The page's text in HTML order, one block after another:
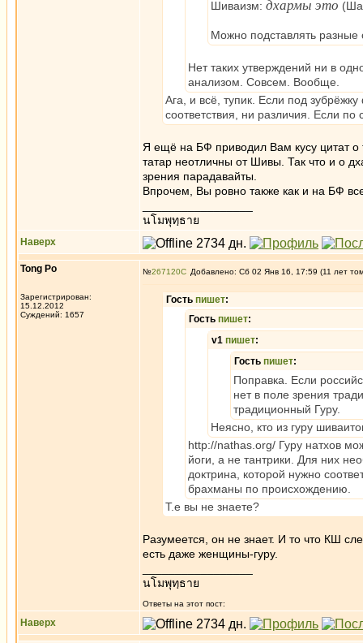
Шиваизм: дхармы это
Можно подставлять разные
Нет таких утверждений ни в
анализом. Совсем. Вообще.
Ага, и всё, тупик. Если под
соответствия, ни различия. Если
Я ещё на БФ приводил Вам кусу цитат о
татар неотличны от Шивы. Так что и о
зрения парадавайты.
Впрочем, Вы ровно также как и на БФ
นโมพุทฺธาย
Наверх
Tong Po
Зарегистрирован:
15.12.2012
Суждений: 1657
№267120 Добавлено: Сб 02 Янв 16, 17:59 (11 лет
Гость пишет:
Гость пишет:
v1 пишет:
Гость пишет:
Поправка. Если
нет в поле зрения
традиционный Гуру.
Неясно, кто из гуру
http://nathas.org/ Гуру натхов
йоги, а не тантрики. Для них
доктрина, которой нужно
брахманы по происхождению.
Т.е вы не знаете?
Разумеется, он не знает. И то что КШ
есть даже женщины-гуру.
นโมพุทฺธาย
Ответы на этот пост:
Наверх